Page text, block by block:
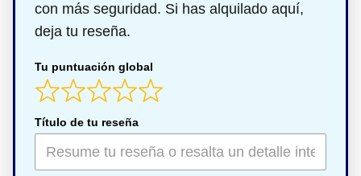
con más seguridad. Si has alquilado aquí,
deja tu reseña.
Tu puntuación global
Título de tu reseña